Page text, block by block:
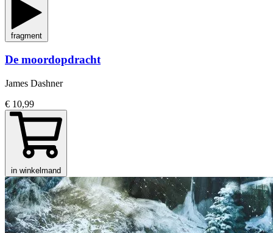
fragment
De moordopdracht
James Dashner
€ 10,99
in winkelmand